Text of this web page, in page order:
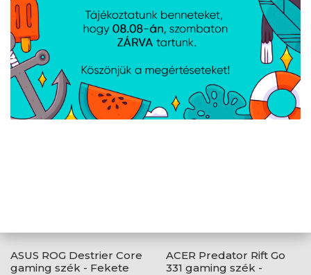
ACER Predator Rift Pro
371 gaming szék -
Fekete
MARVO Scorpion
fekete/piros
ASUS ROG Destrier Core
gaming szék - Fekete
ACER Predator Rift Go
331 gaming szék -